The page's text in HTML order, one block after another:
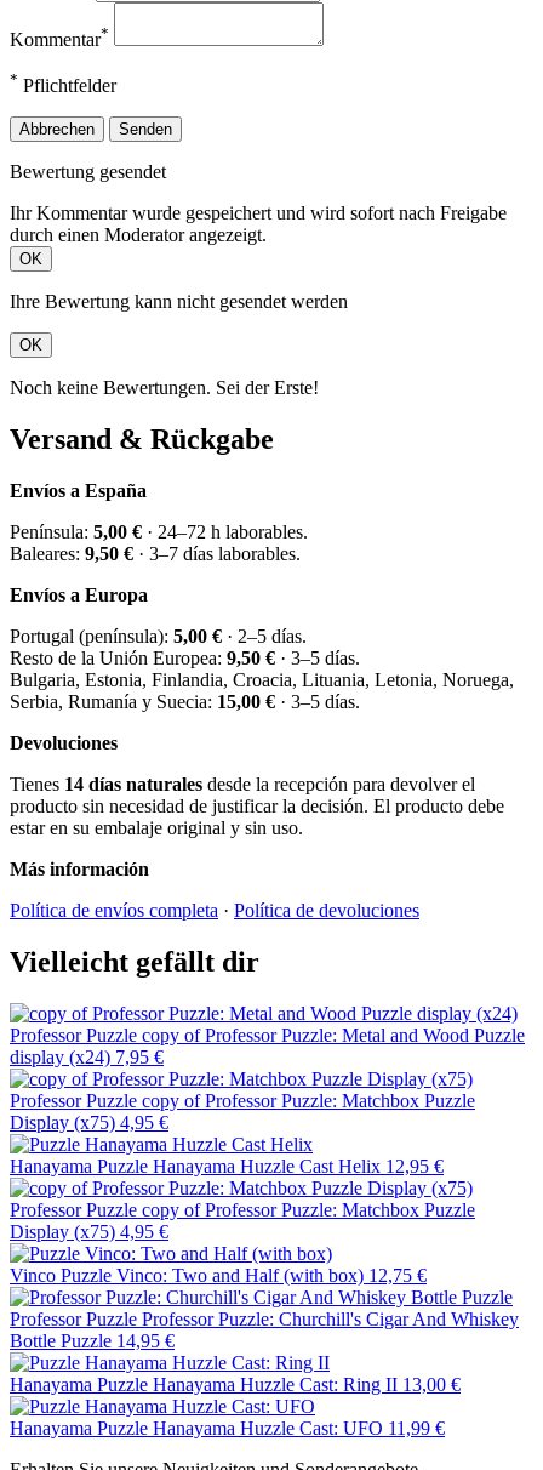
Kommentar*
* Pflichtfelder
Abbrechen Senden
Bewertung gesendet
Ihr Kommentar wurde gespeichert und wird sofort nach Freigabe
durch einen Moderator angezeigt.
OK
Ihre Bewertung kann nicht gesendet werden
OK
Noch keine Bewertungen. Sei der Erste!
Versand & Rückgabe
Envíos a España
Península: 5,00 € · 24–72 h laborables.
Baleares: 9,50 € · 3–7 días laborables.
Envíos a Europa
Portugal (península): 5,00 € · 2–5 días.
Resto de la Unión Europea: 9,50 € · 3–5 días.
Bulgaria, Estonia, Finlandia, Croacia, Lituania, Letonia, Noruega,
Serbia, Rumanía y Suecia: 15,00 € · 3–5 días.
Devoluciones
Tienes 14 días naturales desde la recepción para devolver el
producto sin necesidad de justificar la decisión. El producto debe
estar en su embalaje original y sin uso.
Más información
Política de envíos completa · Política de devoluciones
Vielleicht gefällt dir
Professor Puzzle copy of Professor Puzzle: Metal and Wood Puzzle
display (x24) 7,95 €
Professor Puzzle copy of Professor Puzzle: Matchbox Puzzle
Display (x75) 4,95 €
Hanayama Puzzle Hanayama Huzzle Cast Helix 12,95 €
Professor Puzzle copy of Professor Puzzle: Matchbox Puzzle
Display (x75) 4,95 €
Vinco Puzzle Vinco: Two and Half (with box) 12,75 €
Professor Puzzle Professor Puzzle: Churchill's Cigar And Whiskey
Bottle Puzzle 14,95 €
Hanayama Puzzle Hanayama Huzzle Cast: Ring II 13,00 €
Hanayama Puzzle Hanayama Huzzle Cast: UFO 11,99 €